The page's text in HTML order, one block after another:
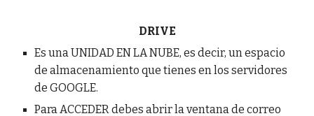
DRIVE
Es una UNIDAD EN LA NUBE, es decir, un espacio
de almacenamiento que tienes en los servidores
de GOOGLE.
Para ACCEDER debes abrir la ventana de correo